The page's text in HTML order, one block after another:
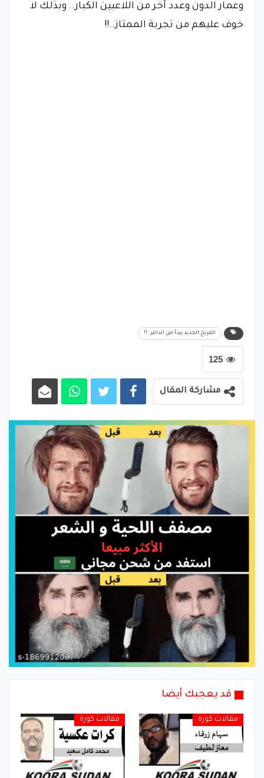
وعمار الدون وعدد آخر من اللاعبين الكبار.. وبذلك لا
خوف عليهم من تجربة الممتاز..!!
المريخ الجديد يبدأ من الدامر..!!
125
مشاركة المقال
قد يعجبك أيضا
مقالات كورة مقالات كورة